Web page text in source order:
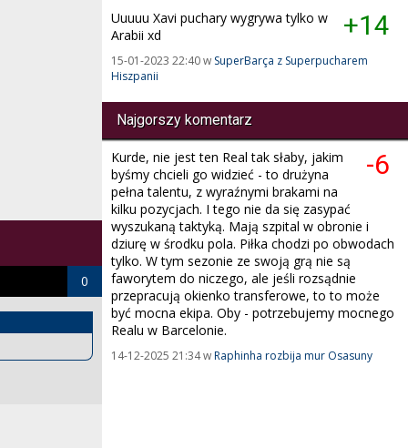
0
+14
Uuuuu Xavi puchary wygrywa tylko w
Arabii xd
15-01-2023 22:40 w SuperBarça z Superpucharem
Hiszpanii
Najgorszy komentarz
-6
Kurde, nie jest ten Real tak słaby, jakim
byśmy chcieli go widzieć - to drużyna
pełna talentu, z wyraźnymi brakami na
kilku pozycjach. I tego nie da się zasypać
wyszukaną taktyką. Mają szpital w obronie i
dziurę w środku pola. Piłka chodzi po obwodach
tylko. W tym sezonie ze swoją grą nie są
faworytem do niczego, ale jeśli rozsądnie
przepracują okienko transferowe, to to może
być mocna ekipa. Oby - potrzebujemy mocnego
Realu w Barcelonie.
14-12-2025 21:34 wRaphinha rozbija mur Osasuny